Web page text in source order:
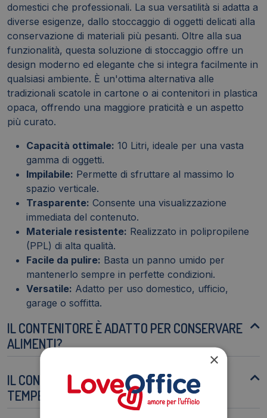
domestici che professionali. La sua versatilità si adatta a
diverse esigenze, dallo stoccaggio di oggetti delicati alla
conservazione di materiali più pesanti. Oltre alla sua
funzionalità, questa soluzione di stoccaggio offre un
design moderno ed elegante che si integra facilmente in
qualsiasi ambiente. È un'ottima alternativa alle
tradizionali scatole in cartone o ai contenitori in plastica
opaca, offrendo una maggiore praticità e un aspetto
più curato.
Capacità ottimale: 10 Litri, ideale per una vasta
gamma di oggetti.
Impilabile: Permette di sfruttare al massimo lo
spazio verticale.
Trasparente: Consente una visualizzazione
immediata del contenuto.
Materiale resistente: Realizzato in polipropilene
(PPL) di alta qualità.
Facile da pulire: Basta un panno umido per
mantenerlo sempre in perfette condizioni.
Versatile: Adatto per uso domestico, ufficio,
garage o soffitta.
IL CONTENITORE È ADATTO PER CONSERVARE
ALIMENTI?
IL CONTENITORE È RESISTENTE ALLE
TEMPERATURE ESTREME?
×